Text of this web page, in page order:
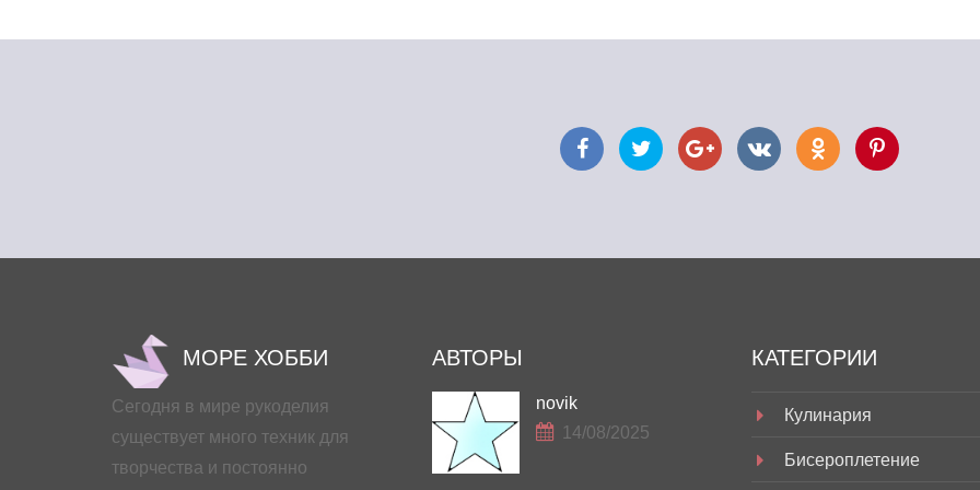
МОРЕ ХОББИ
Сегодня в мире рукоделия
существует много техник для
творчества и постоянно
АВТОРЫ
novik
14/08/2025
КАТЕГОРИИ
Кулинария
Бисероплетение